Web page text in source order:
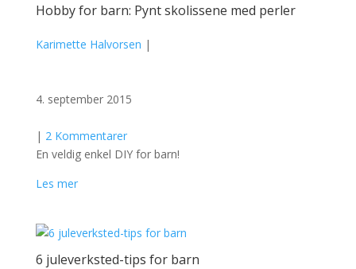
Hobby for barn: Pynt skolissene med perler
Karimette Halvorsen |
4. september 2015
| 2 Kommentarer
En veldig enkel DIY for barn!
Les mer
6 juleverksted-tips for barn